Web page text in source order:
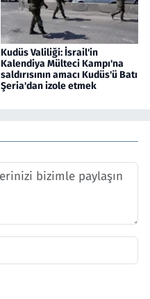
Kudüs Valiliği: İsrail'in
Kalendiya Mülteci Kampı'na
saldırısının amacı Kudüs'ü Batı
Şeria'dan izole etmek